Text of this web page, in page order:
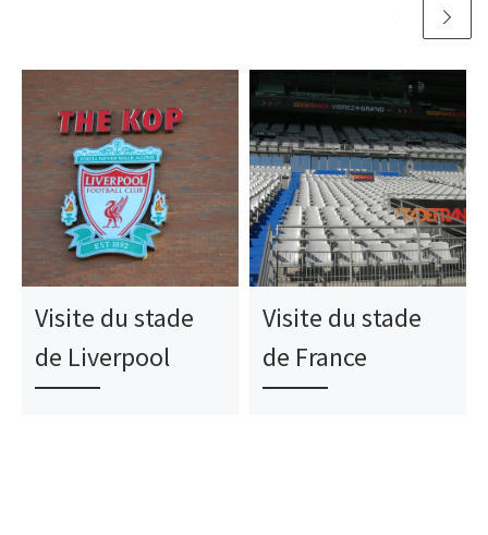
Visite du stade
de Liverpool
Visite du stade
de France